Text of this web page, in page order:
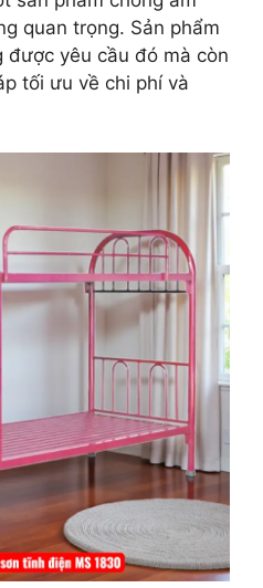
quan trọng. Sản phẩm
được yêu cầu đó mà còn
tối ưu về chi phí và